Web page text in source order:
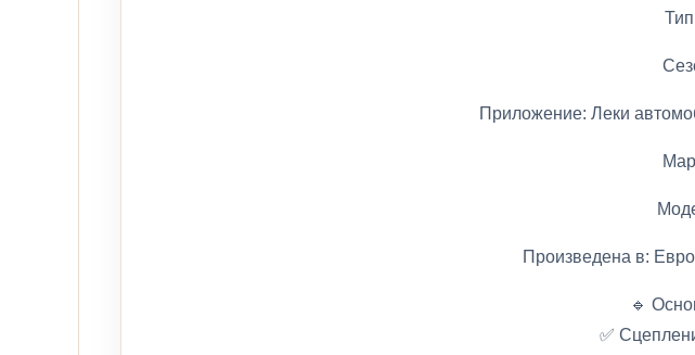
Приложение: Леки
Произведена в:
🔹
✅